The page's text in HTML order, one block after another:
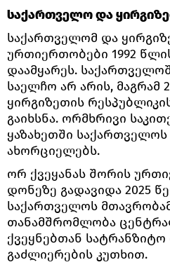
საქართველო და
საქართველომ და
ურთიერთობები 1992
დაამყარეს.
საელჩო არ არის, მაგრამ
ყირგიზეთის
გაიხსნა. ორმხრივი
ყაზახეთში
ახორციელებს.
ორ ქვეყანას შორის
დონეზე გადავიდა 2025
საქართველოს
თანამშრომლობა
ქვეყნებთან
გაძლიერების კუთხით.